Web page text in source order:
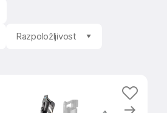
Razpoložljivost